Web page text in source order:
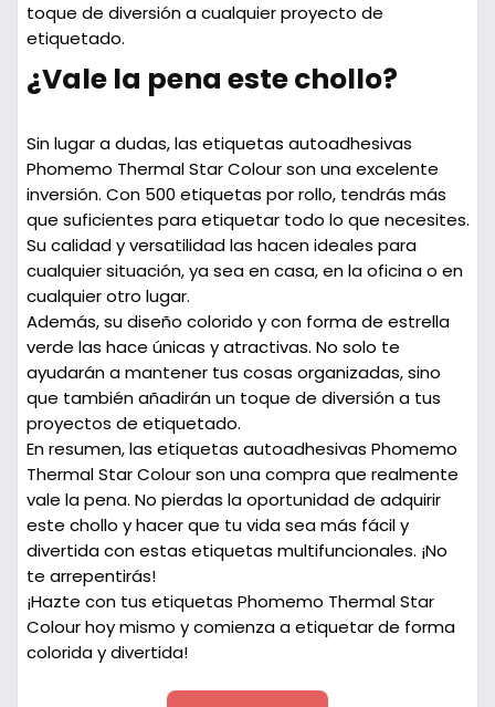
toque de diversión a cualquier proyecto de
etiquetado.
¿Vale la pena este chollo?
Sin lugar a dudas, las etiquetas autoadhesivas
Phomemo Thermal Star Colour son una excelente
inversión. Con 500 etiquetas por rollo, tendrás más
que suficientes para etiquetar todo lo que necesites.
Su calidad y versatilidad las hacen ideales para
cualquier situación, ya sea en casa, en la oficina o en
cualquier otro lugar.
Además, su diseño colorido y con forma de estrella
verde las hace únicas y atractivas. No solo te
ayudarán a mantener tus cosas organizadas, sino
que también añadirán un toque de diversión a tus
proyectos de etiquetado.
En resumen, las etiquetas autoadhesivas Phomemo
Thermal Star Colour son una compra que realmente
vale la pena. No pierdas la oportunidad de adquirir
este chollo y hacer que tu vida sea más fácil y
divertida con estas etiquetas multifuncionales. ¡No
te arrepentirás!
¡Hazte con tus etiquetas Phomemo Thermal Star
Colour hoy mismo y comienza a etiquetar de forma
colorida y divertida!